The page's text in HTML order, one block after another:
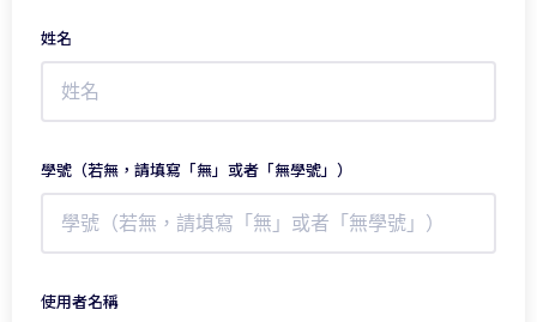
姓名
學號（若無，請填寫「無」或者「無學號」）
使用者名稱